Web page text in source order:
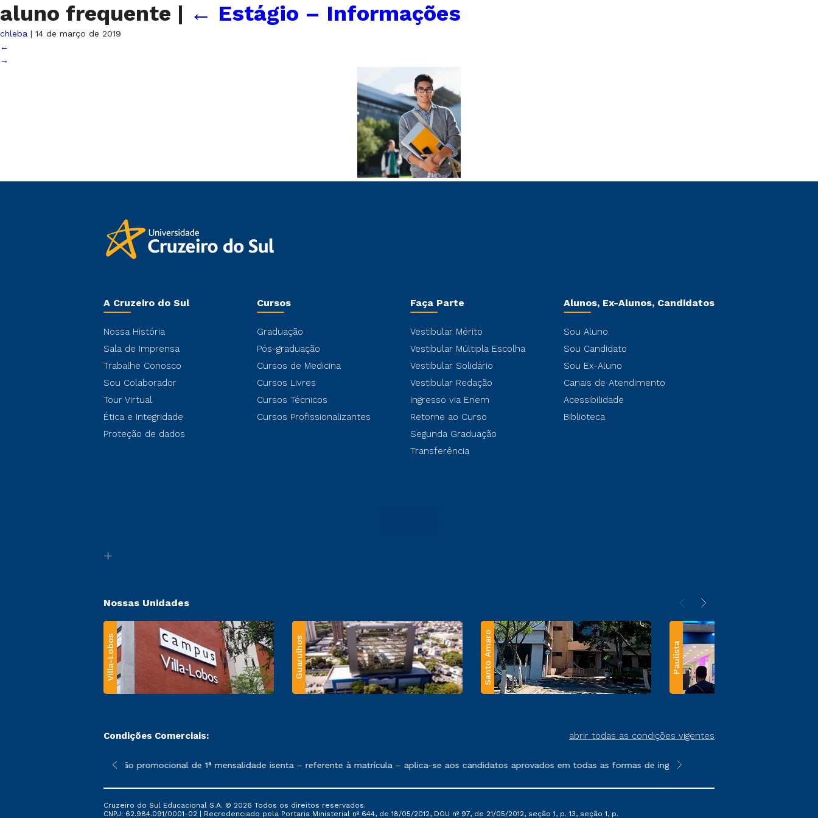
aluno frequente | ← Estágio – Informações
chleba | 14 de março de 2019
←
→
A Cruzeiro do Sul
Nossa História
Sala de Imprensa
Trabalhe Conosco
Sou Colaborador
Tour Virtual
Ética e Integridade
Proteção de dados
Cursos
Graduação
Pós-graduação
Cursos de Medicina
Cursos Livres
Cursos Técnicos
Cursos Profissionalizantes
Faça Parte
Vestibular Mérito
Vestibular Múltipla Escolha
Vestibular Solidário
Vestibular Redação
Ingresso via Enem
Retorne ao Curso
Segunda Graduação
Transferência
Alunos, Ex-Alunos, Candidatos
Sou Aluno
Sou Candidato
Sou Ex-Aluno
Canais de Atendimento
Acessibilidade
Biblioteca
Nossas Unidades
Villa-Lobos Guarulhos Santo Amaro Paulista
Condições Comerciais: abrir todas as condições vigentes
sofrer alterações nos períodos de rematrícula conforme exposto no contrato de prestação de serviços.
*A condição promocional de 1ª mensalidade isenta – referente à matrícula – aplica-se aos candidatos aprovados em todas as formas de ingresso, exceto na prova on-line
**Semipresencial e EAD são
Cruzeiro do Sul Educacional S.A. © 2026 Todos os direitos reservados.
CNPJ: 62.984.091/0001-02 | Recredenciado pela Portaria Ministerial nº 644, de 18/05/2012, DOU nº 97, de 21/05/2012, seção 1, p. 13, seção 1, p.